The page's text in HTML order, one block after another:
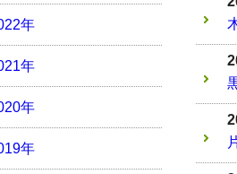
年
年
年
年